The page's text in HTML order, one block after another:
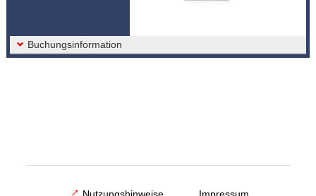
Buchungsinformation
Nutzungshinweise Impressum